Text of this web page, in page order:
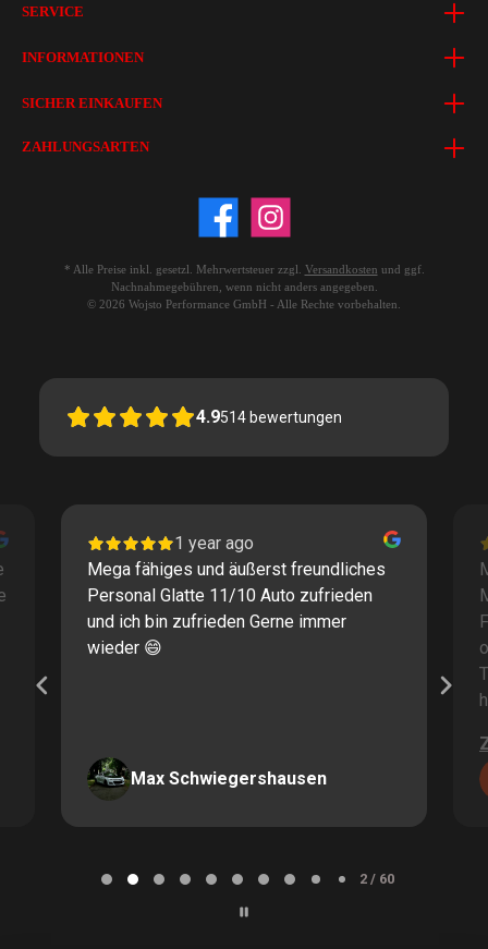
SERVICE
INFORMATIONEN
SICHER EINKAUFEN
ZAHLUNGSARTEN
* Alle Preise inkl. gesetzl. Mehrwertsteuer zzgl. Versandkosten und ggf.
Nachnahmegebühren, wenn nicht anders angegeben.
© 2026 Wojsto Performance GmbH - Alle Rechte vorbehalten.
4.9514 bewertungen
1 year ago
Mega fähiges und äußerst freundliches
Personal Glatte 11/10 Auto zufrieden
und ich bin zufrieden Gerne immer
wieder 😄
Max Schwiegershausen
2 / 60